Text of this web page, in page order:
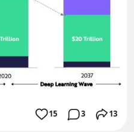
15 3 13